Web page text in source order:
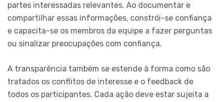
partes interessadas relevantes. Ao documentar e
compartilhar essas informações, constrói-se confiança
e capacita-se os membros da equipe a fazer perguntas
ou sinalizar preocupações com confiança.
A transparência também se estende à forma como são
tratados os conflitos de interesse e o feedback de
todos os participantes. Cada ação deve estar sujeita a